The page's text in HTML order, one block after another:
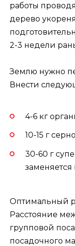
работы
дерево
2-3 недели
Землю нужно
Внести
4-6 кг
10-15 г
30-60 г
заменяется
Оптимальный
Расстояние
групповой
посадочного